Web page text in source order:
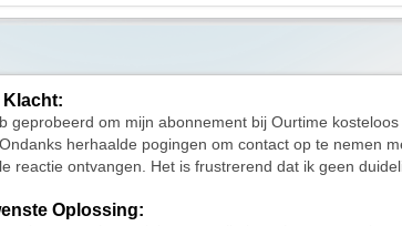
Klacht:
geprobeerd om mijn abonnement bij Ourtime
herhaalde pogingen om contact op te nemen
reactie ontvangen. Het is frustrerend dat ik geen
Oplossing: